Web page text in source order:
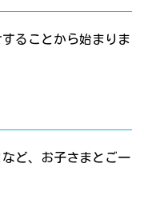
ることから始まりま
ど、お子さまとご一